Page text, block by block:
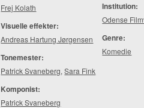
Frej Kolath
Visuelle effekter:
Andreas Hartung Jørgensen
Tonemester:
Patrick Svaneberg,Sara Fink
Komponist:
Patrick Svaneberg
Institution:
Odense
Genre:
Komedie